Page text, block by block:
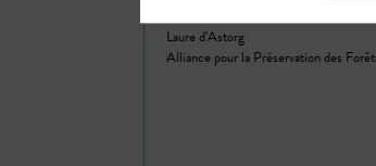
Laured'Astorg
Alliance pour la Préservation des